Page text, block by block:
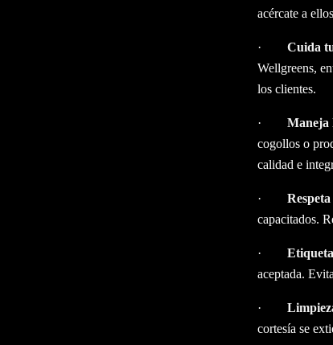
acércate a
· Cuida
Wellgreens,
los clientes.
· Maneja
cogollos o
calidad e
·
capacitados.
·
aceptada.
·
cortesía se